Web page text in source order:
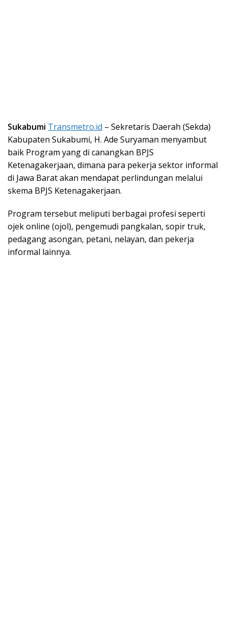
Sukabumi Transmetro.id – Sekretaris Daerah (Sekda)
Kabupaten Sukabumi, H. Ade Suryaman menyambut
baik Program yang di canangkan BPJS
Ketenagakerjaan, dimana para pekerja sektor informal
di Jawa Barat akan mendapat perlindungan melalui
skema BPJS Ketenagakerjaan.
Program tersebut meliputi berbagai profesi seperti
ojek online (ojol), pengemudi pangkalan, sopir truk,
pedagang asongan, petani, nelayan, dan pekerja
informal lainnya.